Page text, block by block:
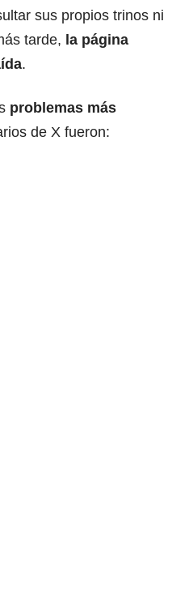
sus propios trinos ni
tarde, la página
.
problemas más
de X fueron: